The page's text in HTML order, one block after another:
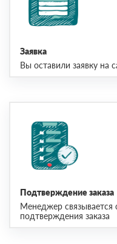
Заявка
Вы оставили заявку на
Подтверждение заказа
Менеджер связывается
подтверждения заказа